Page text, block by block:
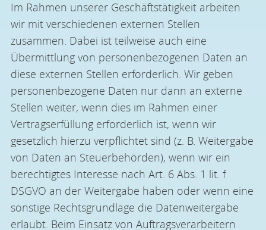
Im Rahmen unserer Geschäftstätigkeit arbeiten
wir mit verschiedenen externen Stellen
zusammen. Dabei ist teilweise auch eine
Übermittlung von personenbezogenen Daten an
diese externen Stellen erforderlich. Wir geben
personenbezogene Daten nur dann an externe
Stellen weiter, wenn dies im Rahmen einer
Vertragserfüllung erforderlich ist, wenn wir
gesetzlich hierzu verpflichtet sind (z. B. Weitergabe
von Daten an Steuerbehörden), wenn wir ein
berechtigtes Interesse nach Art. 6 Abs. 1 lit. f
DSGVO an der Weitergabe haben oder wenn eine
sonstige Rechtsgrundlage die Datenweitergabe
erlaubt. Beim Einsatz von Auftragsverarbeitern